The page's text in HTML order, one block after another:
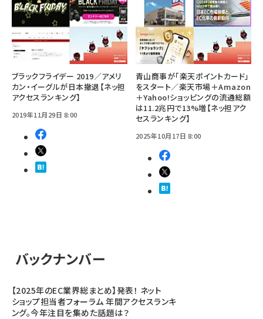
ブラックフライデー 2019／アメリ
カン・イーグルが日本撤退【ネッ担
アクセスランキング】
2019年11月29日 8:00
青山商事が「楽天ポイントカード」
をスタート／楽天市場＋Amazon
＋Yahoo!ショッピングの流通総額
は11.2兆円で13%増【ネッ担アク
セスランキング】
2025年10月17日 8:00
バックナンバー
【2025年のEC業界総まとめ】発表！ ネット
ショップ担当者フォーラム 年間アクセスランキ
ング。今年注目を集めた話題は？